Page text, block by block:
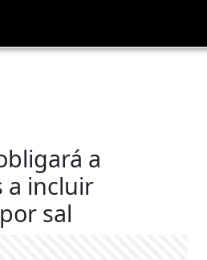
a
a incluir
sal